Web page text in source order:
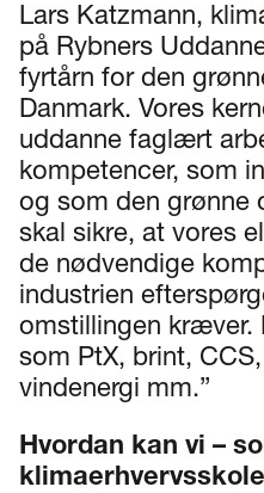
Lars Katzmann,
på Rybners
fyrtårn for den
Danmark. Vores
uddanne faglært
kompetencer, som
og som den grønne
skal sikre, at vores
de nødvendige
industrien
omstillingen
som PtX, brint,
vindenergi mm.”
Hvordan kan vi –